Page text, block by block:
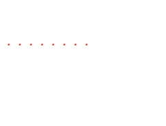
・・・・・・・